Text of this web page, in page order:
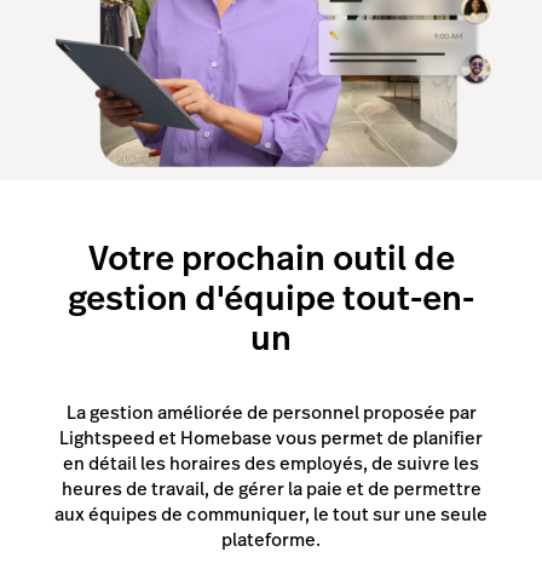
Interface API
Personnel et paie
Matériel
Intégrations
Votre prochain outil de
gestion d'équipe tout-en-
un
La gestion améliorée de personnel proposée par
Lightspeed et Homebase vous permet de planifier
en détail les horaires des employés, de suivre les
heures de travail, de gérer la paie et de permettre
aux équipes de communiquer, le tout sur une seule
plateforme.